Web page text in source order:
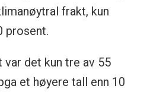
frakt, kun
prosent.
var det kun tre av 55
et høyere tall enn 10